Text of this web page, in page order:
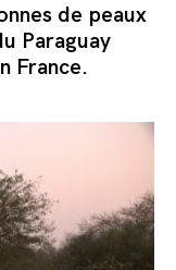
de peaux
Paraguay
France.